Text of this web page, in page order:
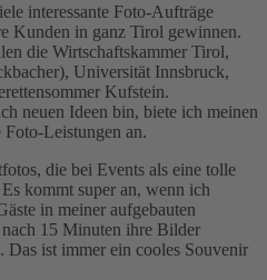
interessante Foto-Aufträge
Kunden in ganz Tirol gewinnen.
die Wirtschaftskammer Tirol,
Universität Innsbruck,
Kufstein.
neuen Ideen bin, biete ich meinen
Foto-Leistungen an.
die bei Events als eine tolle
kommt super an, wenn ich
in meiner aufgebauten
15 Minuten ihre Bilder
Das ist immer ein cooles Souvenir